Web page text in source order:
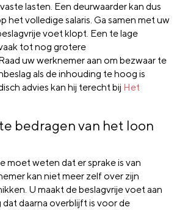
lasten. Een deurwaarder kan dus
het volledige salaris. Ga samen met uw
voet klopt. Een te lage
tot nog grotere
uw werknemer aan om bezwaar te
als de inhouding te hoog is
advies kan hij terecht bij Het
bedragen van het loon
moet weten dat er sprake is van
kan niet meer zelf over zijn
U maakt de beslagvrije voet aan
daarna overblijft is voor de